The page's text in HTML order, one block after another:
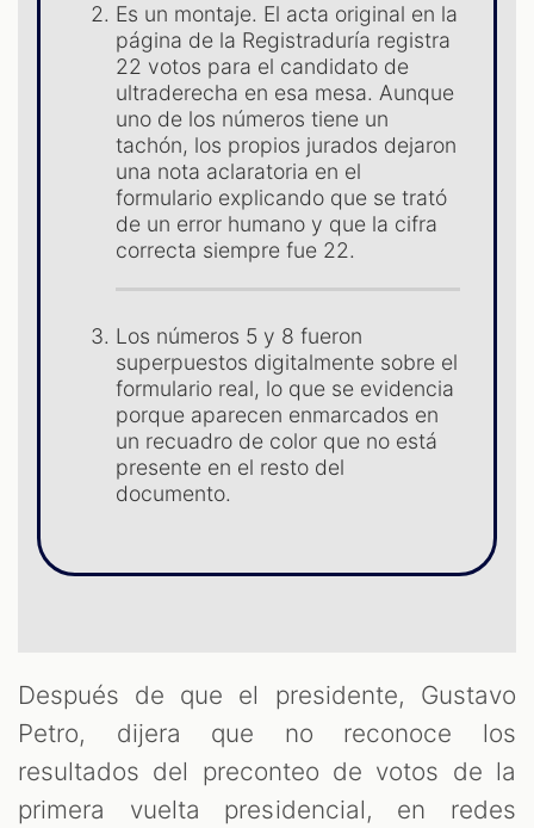
Es un montaje. El acta original en la
página de la Registraduría registra
22 votos para el candidato de
ultraderecha en esa mesa. Aunque
uno de los números tiene un
tachón, los propios jurados dejaron
una nota aclaratoria en el
formulario explicando que se trató
de un error humano y que la cifra
correcta siempre fue 22.
Los números 5 y 8 fueron
superpuestos digitalmente sobre el
formulario real, lo que se evidencia
porque aparecen enmarcados en
un recuadro de color que no está
presente en el resto del
documento.
Después de que el presidente, Gustavo
Petro, dijera que no reconoce los
resultados del preconteo de votos de la
primera vuelta presidencial, en redes